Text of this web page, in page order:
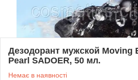
Дезодорант мужской Moving
Pearl SADOER, 50 мл.
Немає в наявності